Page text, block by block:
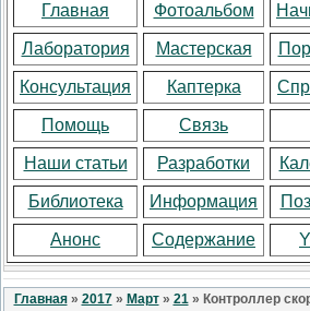
Главная Фотоальбом
Лаборатория Мастерская
Консультация Каптерка
Помощь Связь
Наши статьи Разработки
Библиотека Информация
Анонс Содержание
Главная» 2017 » Март » 21» Контроллер